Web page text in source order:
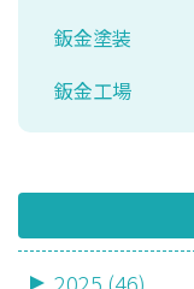
鈑金塗装
鈑金工場
2025 (46)